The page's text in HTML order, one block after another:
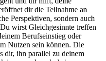
dir die Teilnahme an
Perspektiven, sondern auch
wirst Gleichgesinnte treffen
Berufseinstieg oder
Nutzen sein können. Die
dir, ihn parallel zu deinem